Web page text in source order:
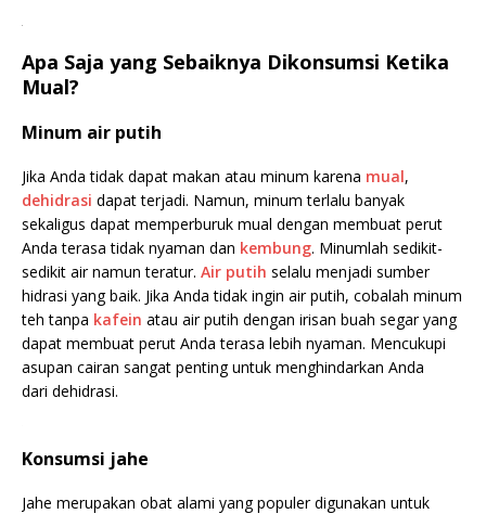
Apa Saja yang Sebaiknya Dikonsumsi Ketika
Mual?
Minum air putih
Jika Anda tidak dapat makan atau minum karena mual,
dehidrasi dapat terjadi. Namun, minum terlalu banyak
sekaligus dapat memperburuk mual dengan membuat perut
Anda terasa tidak nyaman dan kembung. Minumlah sedikit-
sedikit air namun teratur. Air putih selalu menjadi sumber
hidrasi yang baik. Jika Anda tidak ingin air putih, cobalah minum
teh tanpa kafein atau air putih dengan irisan buah segar yang
dapat membuat perut Anda terasa lebih nyaman. Mencukupi
asupan cairan sangat penting untuk menghindarkan Anda
dari dehidrasi.
Konsumsi jahe
Jahe merupakan obat alami yang populer digunakan untuk